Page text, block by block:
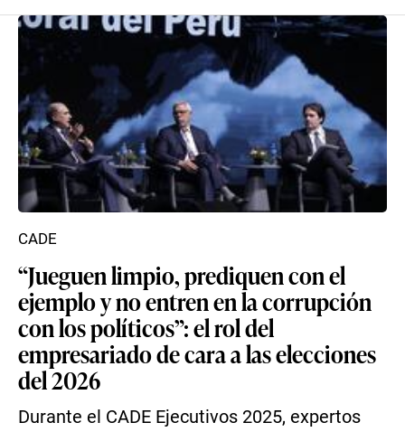
“Jueguen limpio, prediquen con el
ejemplo y no entren en la corrupción
con los políticos”: el rol del
empresariado de cara a las elecciones
del 2026
Durante el CADE Ejecutivos 2025, expertos
CADE